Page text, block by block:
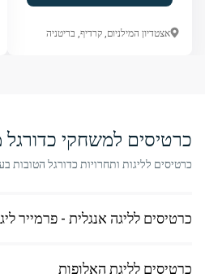
אצטדיון המילניום, קרדיף, בריטניה
כרטיסים למשחקי כדורגל
כרטיסים לליגות ותחרויות כדורגל הטובות
כרטיסים לליגה אנגלית - פרמייר ליג
כרטיסים לליגת האלופות